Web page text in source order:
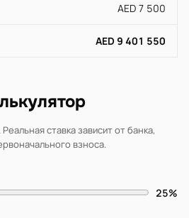
AED 7 500
AED 9 401 550
ставка зависит от банка,
взноса.
25%